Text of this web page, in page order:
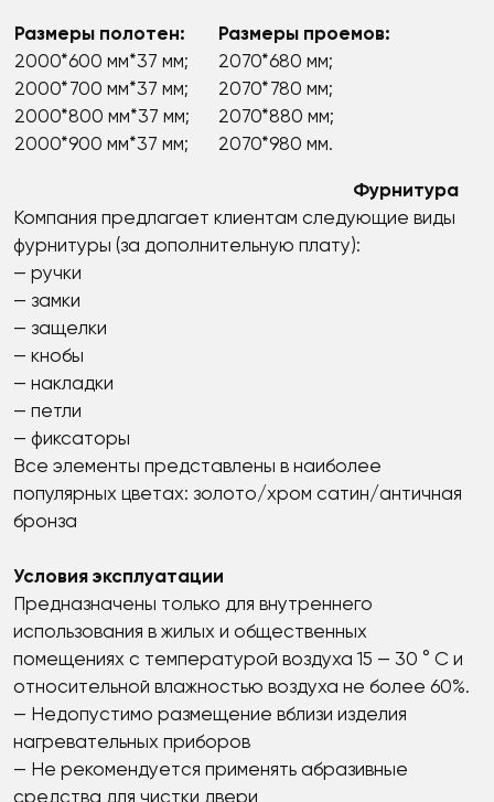
Размеры полотен:
2000*600 мм*37 мм;
2000*700 мм*37 мм;
2000*800 мм*37 мм;
2000*900 мм*37 мм;
Размеры проемов:
2070*680 мм;
2070*780 мм;
2070*880 мм;
2070*980 мм.
Фурнитура
Компания предлагает клиентам следующие виды
фурнитуры (за дополнительную плату):
— ручки
— замки
— защелки
— кнобы
— накладки
— петли
— фиксаторы
Все элементы представлены в наиболее
популярных цветах: золото/хром сатин/античная
бронза
Условия эксплуатации
Предназначены только для внутреннего
использования в жилых и общественных
помещениях с температурой воздуха 15 — 30 ° С и
относительной влажностью воздуха не более 60%.
— Недопустимо размещение вблизи изделия
нагревательных приборов
— Не рекомендуется применять абразивные